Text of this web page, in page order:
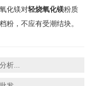
化镁对轻烧氧化镁粉质
粉，不应有受潮结块。
析...